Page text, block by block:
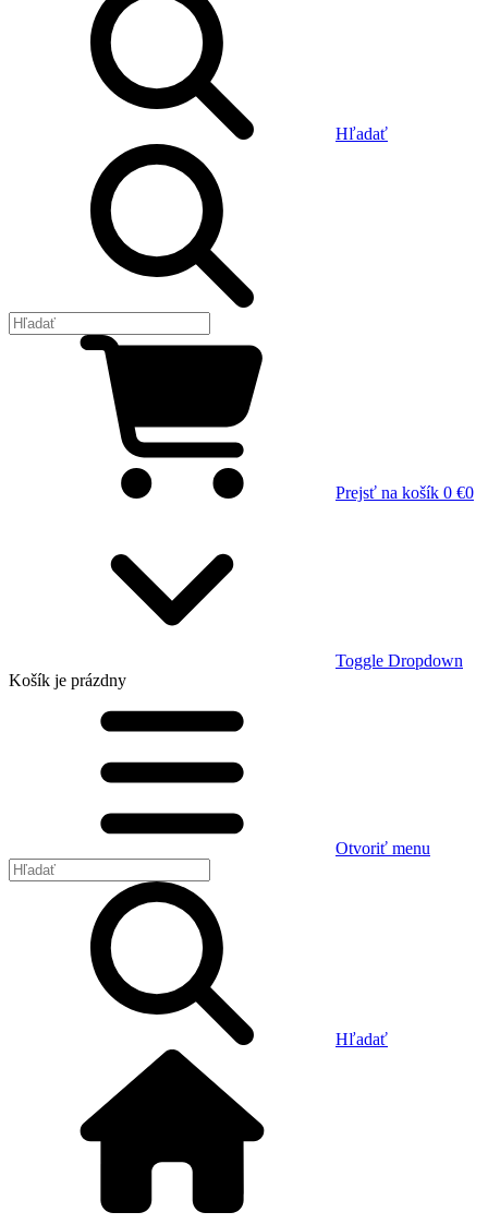
Hľadať
Prejsť na košík 0 €0
Toggle Dropdown
Košík je prázdny
Otvoriť menu
Hľadať